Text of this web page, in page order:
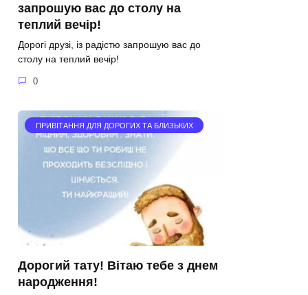
запрошую вас до столу на
теплий вечір!
Дорогі друзі, із радістю запрошую вас до
столу на теплий вечір!
0
ПРИВІТАННЯ ДЛЯ ДОРОГИХ ТА БЛИЗЬКИХ
Дорогий тату! Вітаю тебе з днем
народження!